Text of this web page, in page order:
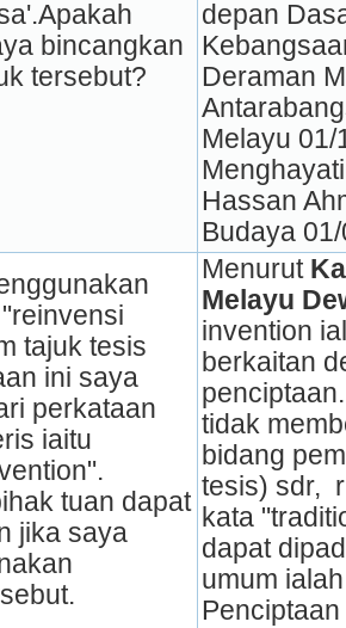
bincangkan
tersebut?
depan
Deraman
Melayu 01/
Hassan
Budaya
tajuk tesis
ini saya
perkataan
iaitu
tuan dapat
jika saya
Menurut
Melayu
invention
berkaitan
tidak
bidang
tesis) sdr,
kata
dapat
umum